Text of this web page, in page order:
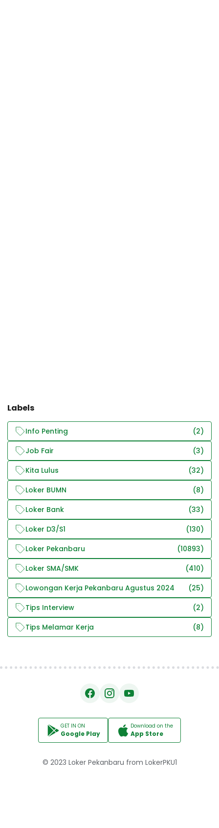
Labels
Info Penting
(2)
Job Fair
(3)
Kita Lulus
(32)
Loker BUMN
(8)
Loker Bank
(33)
Loker D3/S1
(130)
Loker Pekanbaru
(10893)
Loker SMA/SMK
(410)
Lowongan Kerja Pekanbaru Agustus 2024
(25)
Tips Interview
(2)
Tips Melamar Kerja
(8)
GET IN ON
Google Play
Download on the
App Store
© 2023 Loker Pekanbaru from LokerPKU1